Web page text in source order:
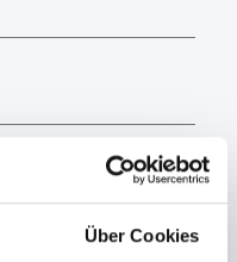
Über Cookies